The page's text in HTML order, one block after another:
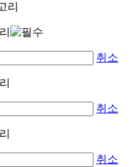
리
취소
취소
취소